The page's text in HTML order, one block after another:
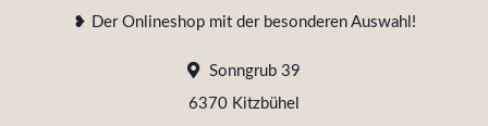
❥ Der Onlineshop mit der besonderen Auswahl!
Sonngrub 39
6370 Kitzbühel